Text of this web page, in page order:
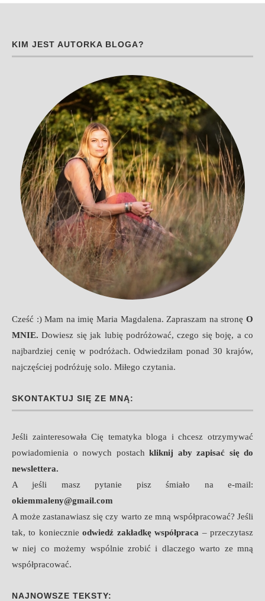
KIM JEST AUTORKA BLOGA?
Cześć :) Mam na imię Maria Magdalena. Zapraszam na stronęO
MNIE.Dowiesz się jak lubię podróżować, czego się boję, a co
najbardziej cenię w podróżach. Odwiedziłam ponad 30 krajów,
SKONTAKTUJ SIĘ ZE MNĄ:
Jeśli zainteresowała Cię tematyka bloga i chcesz otrzymywać
powiadomienia o nowych postach
newslettera.
A jeśli masz pytanie pisz śmiało na e-mail:
okiemmaleny@gmail.com
A może zastanawiasz się czy warto ze mną współpracować? Jeśli
tak, to koniecznieodwiedź zakładkę współpraca – przeczytasz
w niej co możemy wspólnie zrobić i dlaczego warto ze mną